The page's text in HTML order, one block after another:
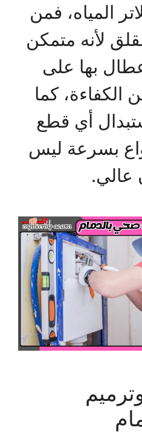
المياه، فمن
لأنه متمكن
بها على
كما
أي قطع
بسرعة ليس
عالي.